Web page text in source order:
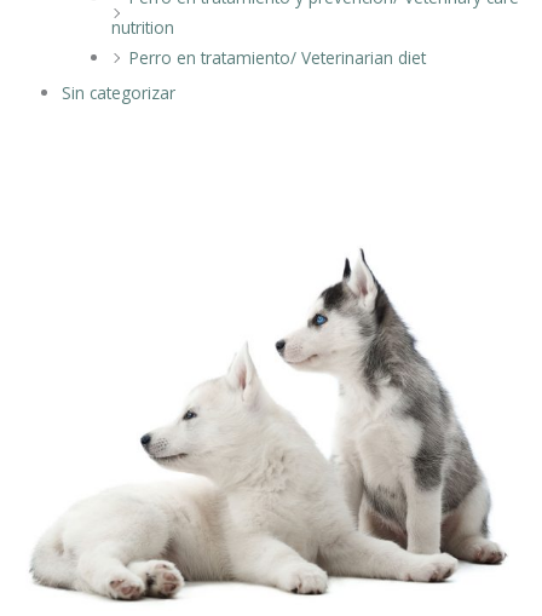
nutrition
Perro en tratamiento/ Veterinarian diet
Sin categorizar